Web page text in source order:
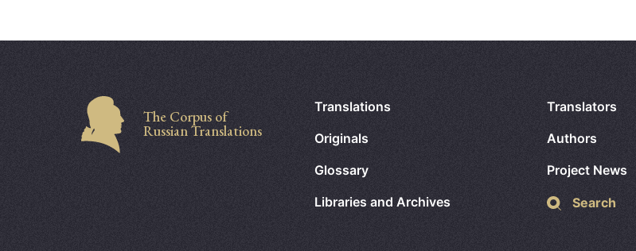
The Corpus of
Russian Translations
Translations
Originals
Glossary
Libraries and Archives
Translators
Authors
Project News
Search